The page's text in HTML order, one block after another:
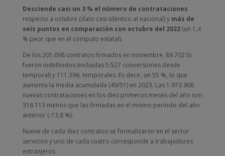
Desciende casi un 3 % el número de contrataciones
respecto a octubre (dato casi idéntico al nacional) y más de
seis puntos en comparación con octubre del 2022(un 1,4
% peor que en el cómputo estatal).
De los 201.098 contratos firmados en noviembre, 89.702 lo
fueron indefinidos (incluidas 5.527 conversiones desde
temporal) y 111.396, temporales. Es decir, un 55 %, lo que
aumenta la media acumulada (49/51) en 2023. Las 1.973.908
nuevas contrataciones en los diez primeros meses del año son
316.113 menos que las firmadas en el mismo periodo del año
anterior (-13,8 %).
Nueve de cada diez contratos se formalizaron en el sector
servicios y uno de cada cuatro corresponde a trabajadores
extranjeros.